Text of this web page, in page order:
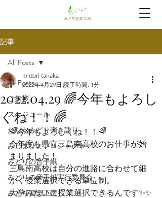
記事
All Posts
ご挨拶
スケジュール
たなかみどり弾き語り
みしまびとプロジェクト
みどりの音手紙
みどりの音手紙実行委員会
みどり音楽工房
All Posts
2022.04.29 🌈今年もよろし
くね！！🌈
midori tanaka
2022年4月29日 読了時間: 1分
🌈今年もよろしくね！！🌈
今年度も県立三島南高校のお仕事が始
まりました！
三島南高校は自分の進路に合わせて細
かく授業選択できる単位制。
大学みたいに授業選択できるんです✨✨